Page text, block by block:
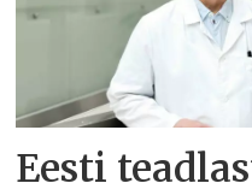
Eesti